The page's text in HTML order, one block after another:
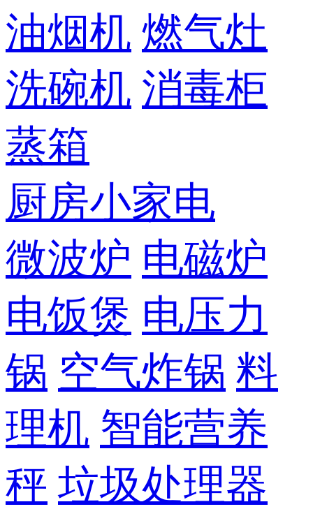
油烟机 燃气灶
洗碗机 消毒柜
蒸箱
厨房小家电
微波炉 电磁炉
电饭煲 电压力
锅 空气炸锅 料
理机 智能营养
秤 垃圾处理器